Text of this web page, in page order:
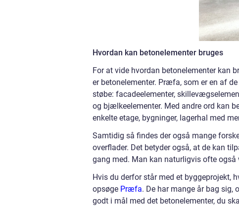
Hvordan kan betonelementer bruges
For at vide hvordan betonelementer kan
er betonelementer. Præfa, som er en af
støbe: facadeelementer,
og bjælkeelementer. Med andre ord kan
enkelte etage, bygninger, lagerhal med
Samtidig så findes der også mange
overflader. Det betyder også, at de kan
gang med. Man kan naturligvis ofte
Hvis du derfor står med et byggeprojekt,
opsøge Præfa. De har mange år bag sig,
godt i mål med det betonelementer, du